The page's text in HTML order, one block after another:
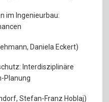
im Ingenieurbau:
Daniela Eckert)
Interdisziplinäre
Planung
Stefan-Franz Hoblaj)